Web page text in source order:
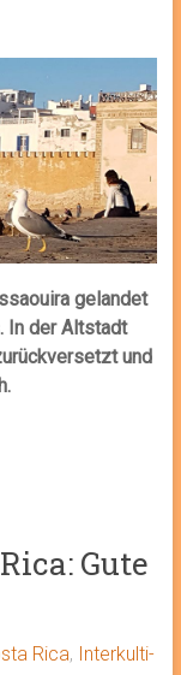
gelandet
In der Altstadt
und
Gute
Rica, Interkulti-